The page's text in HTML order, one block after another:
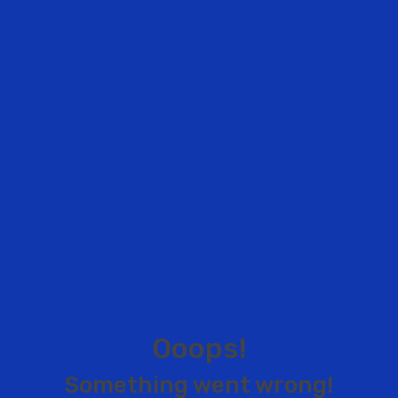
Ooops!
Something went wrong!